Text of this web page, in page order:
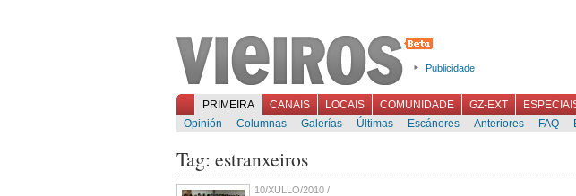
Publicidade
PRIMEIRA CANAIS LOCAIS COMUNIDADE GZ-EXT
Opinión
Columnas Galerías Últimas Escáneres Anteriores FAQ
Tag: estranxeiros
10/XULLO/2010 /